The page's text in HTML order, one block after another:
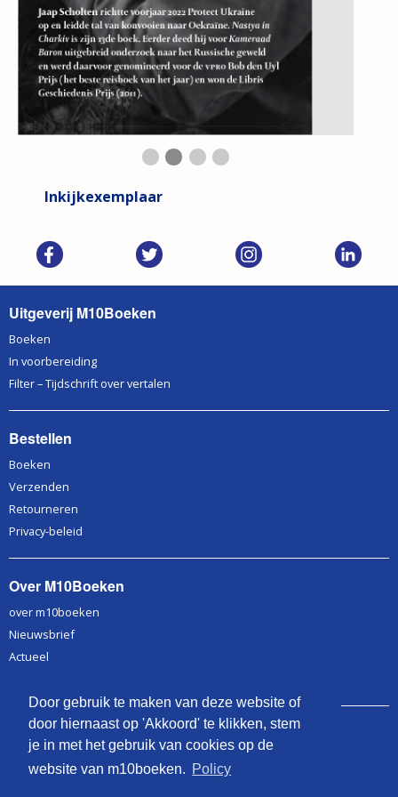
Door gebruik te maken van deze website of
door hiernaast op 'Akkoord' te klikken, stem
je in met het gebruik van cookies op de
website van m10boeken. Policy
First slide details.
Second slide details.
Current Slide
Third slide details.
Fourth slide details.
Inkijkexemplaar
Uitgeverij M10Boeken
Boeken
In voorbereiding
Filter – Tijdschrift over vertalen
Bestellen
Boeken
Verzenden
Retourneren
Privacy-beleid
Over M10Boeken
over m10boeken
Nieuwsbrief
Actueel
Stichting M10Boeken
Kruisbergseweg 59